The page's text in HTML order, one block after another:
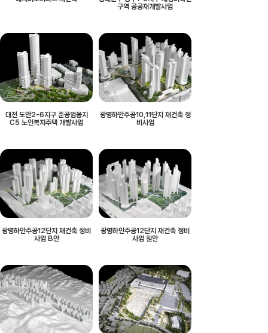
구역 공공재개발사업
대전 도안2-6지구 준공업용지
C5 노인복지주택 개발사업
광명하안주공10,11단지 재건축 정
비사업
광명하안주공12단지 재건축 정비
사업 B안
광명하안주공12단지 재건축 정비
사업 원안